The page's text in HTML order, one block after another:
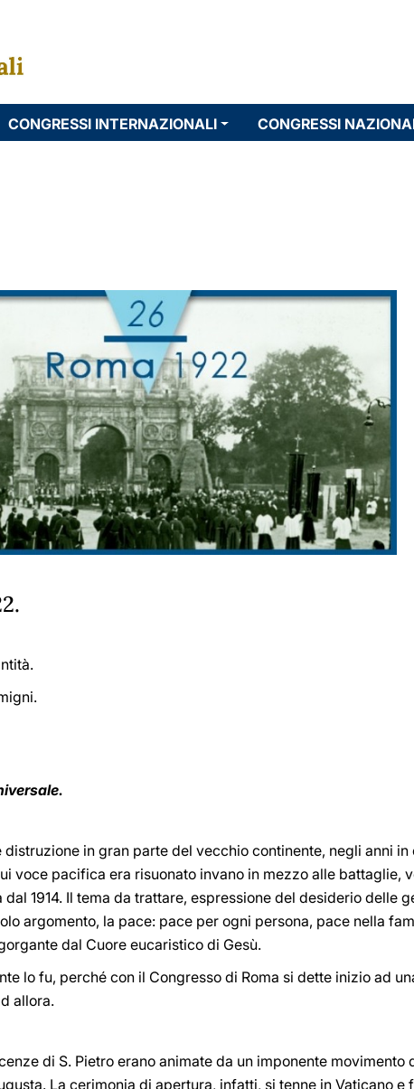
CONGRESSI INTERNAZIONALI CONGRESSI
in gran parte del vecchio continente, negli anni
voce pacifica era risuonato invano in mezzo alle battaglie,
1914. Il tema da trattare, espressione del desiderio delle
argomento, la pace: pace per ogni persona, pace nella
dal Cuore eucaristico di Gesù.
lo fu, perché con il Congresso di Roma si dette inizio ad
allora.
di S. Pietro erano animate da un imponente movimento
La cerimonia di apertura, infatti, si tenne in Vaticano